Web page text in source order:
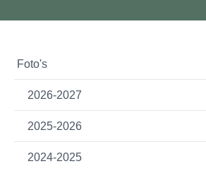
Foto's
2026-2027
2025-2026
2024-2025